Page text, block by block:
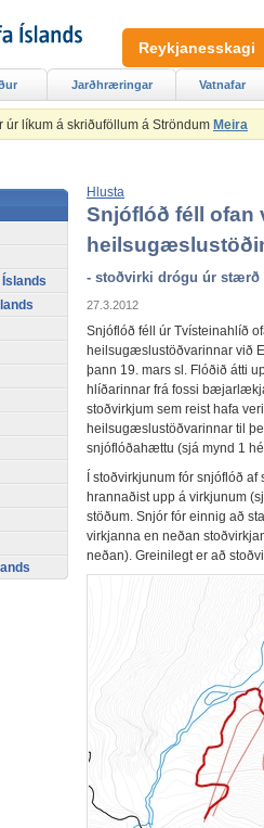
úr líkum á skriðuföllum á Ströndum Meira
Hlusta
Snjóflóð féll ofan
- stoðvirki drógu úr stærð
27.3.2012
Snjóflóð féll úr Tvísteinahlíð
heilsugæslustöðvarinnar við
þann 19. mars sl. Flóðið átti
hlíðarinnar frá fossi
stoðvirkjum sem reist hafa
heilsugæslustöðvarinnar til
snjóflóðahættu (sjá mynd 1
Í stoðvirkjunum fór snjóflóð af
hrannaðist upp á virkjunum
stöðum. Snjór fór einnig að
virkjanna en neðan
neðan). Greinilegt er að
Jarðhræringar Vatnafar
Reykjanesskagi